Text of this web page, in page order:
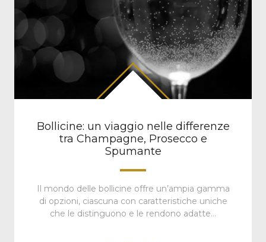
Bollicine: un viaggio nelle differenze
tra Champagne, Prosecco e
Spumante
Il mondo delle bollicine offre un’ampia gamma
di opzioni, ciascuna con caratteristiche uniche
che le distinguono e le rendono adatte…